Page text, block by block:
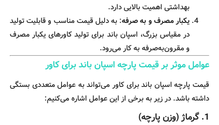
بهداشتی اهمیت بالایی دارد.
یکبار مصرف و به صرفه: به دلیل قیمت مناسب و قابلیت تولید
در مقیاس بزرگ، اسپان باند برای تولید کاورهای یکبار مصرف
و مقرون‌به‌صرفه به کار می‌رود.
عوامل موثر بر قیمت پارچه اسپان باند برای کاور
قیمت پارچه اسپان باند برای کاور می‌تواند به عوامل متعددی بستگی
داشته باشد. در زیر به برخی از این عوامل اشاره می‌کنیم:
1. گرماژ (وزن پارچه)